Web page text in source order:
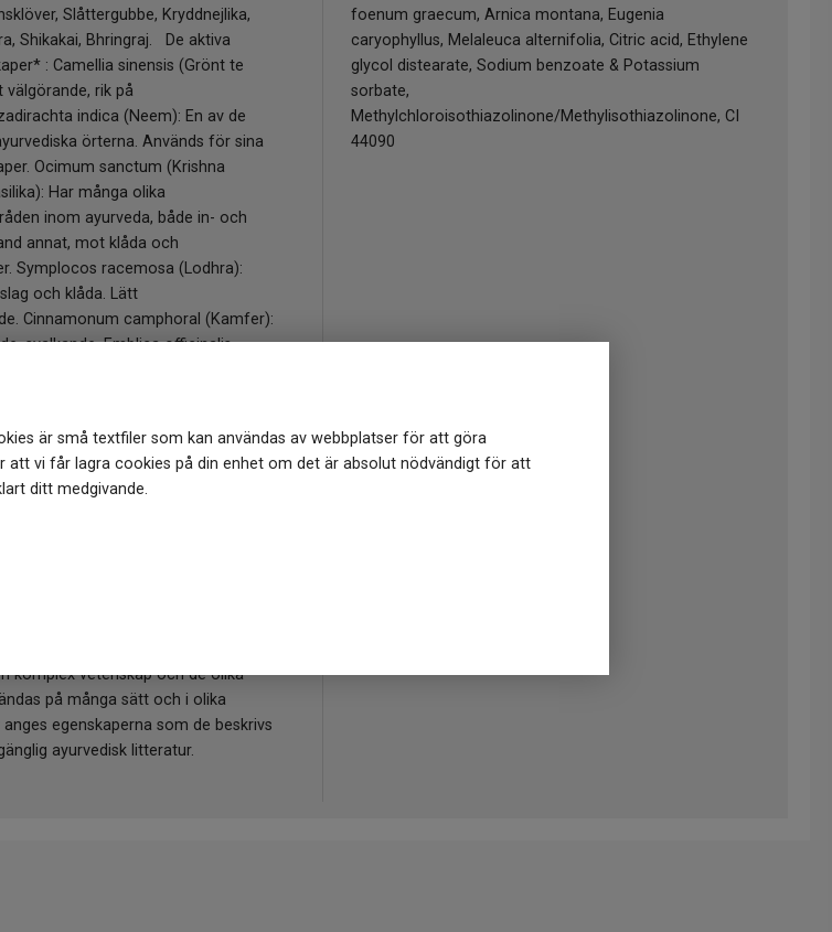
är små textfiler som kan användas av webbplatser för att göra
att vi får lagra cookies på din enhet om det är absolut nödvändigt för att
ditt medgivande.
Slåttergubbe, Kryddnejlika,
Shikakai, Bhringraj. De aktiva
: Camellia sinensis (Grönt te
välgörande, rik på
indica (Neem): En av de
örterna. Används för sina
Ocimum sanctum (Krishna
Har många olika
inom ayurveda, både in- och
annat, mot klåda och
Symplocos racemosa (Lodhra):
och klåda. Lätt
Cinnamonum camphoral (Kamfer):
svalkande. Emblica officinalis
Trigonella foenum graecum
Antiinflammatorisk, klådstillande, rik
flavonoider. Arnica montana flower
Melaleuca leucadendron (Tea
läkande, används ofta mot
komplex vetenskap och de olika
på många sätt och i olika
anges egenskaperna som de beskrivs
ayurvedisk litteratur.
foenum graecum, Arnica montana, Eugenia
caryophyllus, Melaleuca alternifolia, Citric acid, Ethylene
glycol distearate, Sodium benzoate & Potassium
sorbate,
Methylchloroisothiazolinone/Methylisothiazolinone, CI
44090